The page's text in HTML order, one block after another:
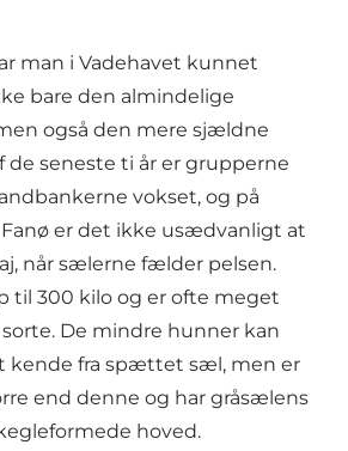
man i Vadehavet kunnet
bare den almindelige
også den mere sjældne
de seneste ti år er grupperne
vokset, og på
er det ikke usædvanligt at
når sælerne fælder pelsen.
til 300 kilo og er ofte meget
De mindre hunner kan
kende fra spættet sæl, men er
end denne og har gråsælens
hoved.